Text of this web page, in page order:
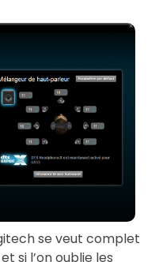
se veut complet
si l’on oublie les